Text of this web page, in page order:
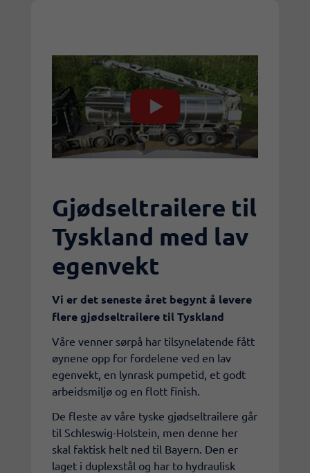
Gjødseltrailere til
Tyskland med lav
egenvekt
​Vi er det seneste året begynt å levere
flere gjødseltrailere til Tyskland
Våre venner sørpå har tilsynelatende fått
øynene opp for fordelene ved en lav
egenvekt, en lynrask pumpetid, et godt
arbeidsmiljø og en flott finish.
De fleste av våre tyske gjødseltrailere går
til Schleswig-Holstein, men denne her
skal faktisk helt ned til Bayern. Den er
laget i duplexstål og har to hydraulisk